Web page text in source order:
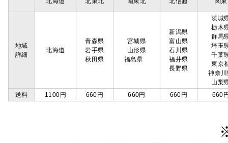
地域
詳細
北海道
青森県
岩手県
秋田県
宮城県
山形県
福島県
新潟県
富山県
石川県
福井県
長野県
茨城
栃木
群馬
埼玉
千葉
東京
神奈
山梨
送料
1100円 660円 660円 660円 660